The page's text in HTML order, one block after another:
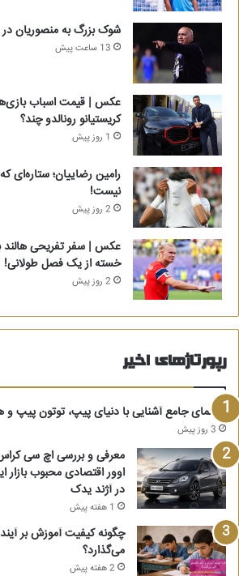
شوک بزرگ به منصوریان در
13 ساعت پیش
عکس | قیمت اسباب
کریستیانو رونالدو چند؟
1 روز پیش
رامین رضاییان؛ ستاره‌ای
نیست!
2 روز پیش
عکس | سفر تفریحی هالند
خسته از یک فصل طولانی!
2 روز پیش
رپورتاژهای اخیر
راهنمای جامع آشنایی با دنیای پیپ، توتون
3 روز پیش
معرفی و بررسی اچ سی
اوور اقتصادی محبوب
در آژند یدک
1 هفته پیش
چگونه کیفیت آموزش بر
می‌گذارد؟
2 هفته پیش